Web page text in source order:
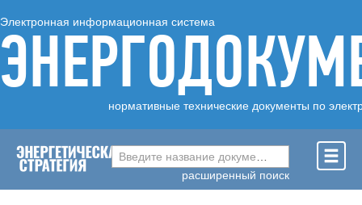
Электронная информационная система
нормативные технические документы по
Введите название документа ...
расширенный поиск